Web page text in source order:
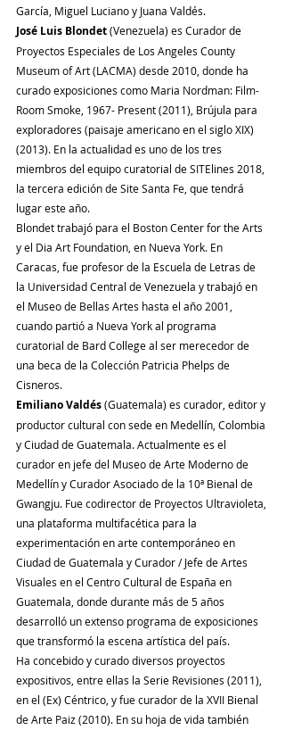
García, Miguel Luciano y Juana Valdés.
José Luis Blondet (Venezuela) es Curador de
Proyectos Especiales de Los Angeles County
Museum of Art (LACMA) desde 2010, donde ha
curado exposiciones como Maria Nordman: Film-
Room Smoke, 1967- Present (2011), Brújula para
exploradores (paisaje americano en el siglo XIX)
(2013). En la actualidad es uno de los tres
miembros del equipo curatorial de SITElines 2018,
la tercera edición de Site Santa Fe, que tendrá
lugar este año.
Blondet trabajó para el Boston Center for the Arts
y el Dia Art Foundation, en Nueva York. En
Caracas, fue profesor de la Escuela de Letras de
la Universidad Central de Venezuela y trabajó en
el Museo de Bellas Artes hasta el año 2001,
cuando partió a Nueva York al programa
curatorial de Bard College al ser merecedor de
una beca de la Colección Patricia Phelps de
Cisneros.
Emiliano Valdés (Guatemala) es curador, editor y
productor cultural con sede en Medellín, Colombia
y Ciudad de Guatemala. Actualmente es el
curador en jefe del Museo de Arte Moderno de
Medellín y Curador Asociado de la 10ª Bienal de
Gwangju. Fue codirector de Proyectos Ultravioleta,
una plataforma multifacética para la
experimentación en arte contemporáneo en
Ciudad de Guatemala y Curador / Jefe de Artes
Visuales en el Centro Cultural de España en
Guatemala, donde durante más de 5 años
desarrolló un extenso programa de exposiciones
que transformó la escena artística del país.
Ha concebido y curado diversos proyectos
expositivos, entre ellas la Serie Revisiones (2011),
en el (Ex) Céntrico, y fue curador de la XVII Bienal
de Arte Paiz (2010). En su hoja de vida también